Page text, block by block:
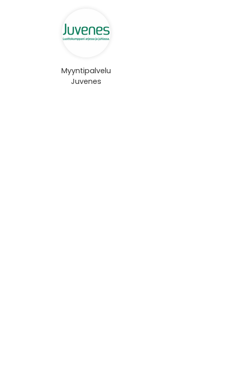
Myyntipalvelu
Juvenes